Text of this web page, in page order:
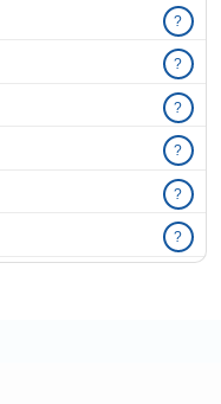
?
?
?
?
?
?